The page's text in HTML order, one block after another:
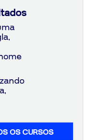
OS CURSOS